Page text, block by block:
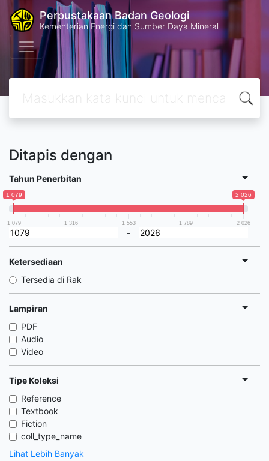
Perpustakaan Badan Geologi
Kementerian Energi dan Sumber Daya Mineral
Ditapis dengan
Tahun Penerbitan
1 079 2 026
1 079 1 316 1 553 1 789 2 026
-
Ketersediaan
Tersedia di Rak
Lampiran
PDF
Audio
Video
Tipe Koleksi
Reference
Textbook
Fiction
coll_type_name
Lihat Lebih Banyak